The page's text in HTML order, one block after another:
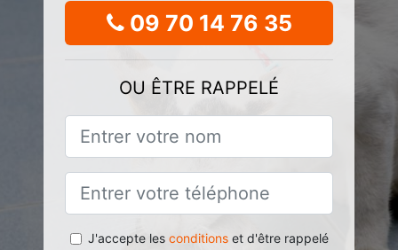
09 70 14 76 35
OU ÊTRE RAPPELÉ
J'accepte les conditionset d'être rappelé